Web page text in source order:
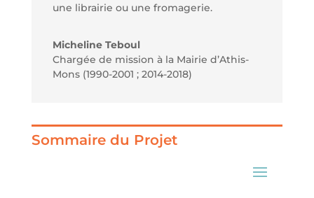
une librairie ou une fromagerie.
Micheline Teboul
Chargée de mission à la Mairie d’Athis-
Mons (1990-2001 ; 2014-2018)
Sommaire du Projet